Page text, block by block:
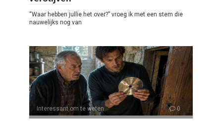
“Waar hebben jullie het over?” vroeg ik met een stem die
nauwelijks nog van
Interessant om te weten 0